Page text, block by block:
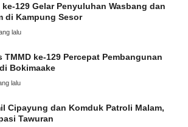
ke-129 Gelar Penyuluhan Wasbang dan
di Kampung Sesor
lalu
TMMD ke-129 Percepat Pembangunan
Bokimaake
lalu
Cipayung dan Komduk Patroli Malam,
Tawuran